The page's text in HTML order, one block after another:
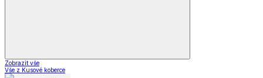
Zobrazit vše
Vše z Kusové koberce